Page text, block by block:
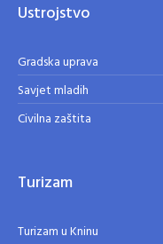
Ustrojstvo
Gradska uprava
Savjet mladih
Civilna zaštita
Turizam
Turizam u Kninu